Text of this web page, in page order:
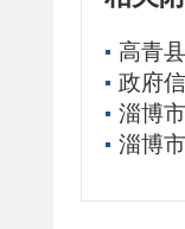
高青
政府
淄博
淄博